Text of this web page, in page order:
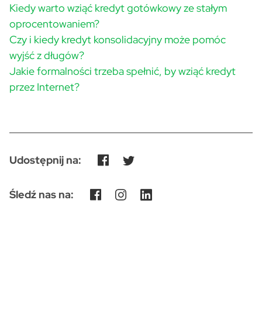
Kiedy warto wziąć kredyt gotówkowy ze stałym
oprocentowaniem?
Czy i kiedy kredyt konsolidacyjny może pomóc
wyjść z długów?
Jakie formalności trzeba spełnić, by wziąć kredyt
przez Internet?
Udostępnij na:
Śledź nas na: